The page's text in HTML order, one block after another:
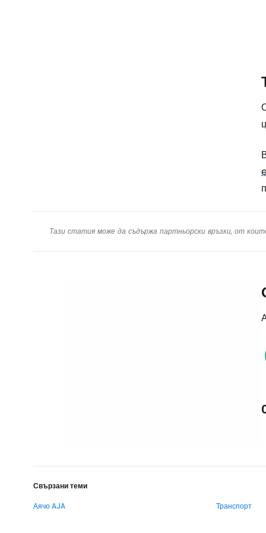
Тази статия може да съдържа партньорски връзки, от
Свързани теми
Аячо AJA
Транспорт